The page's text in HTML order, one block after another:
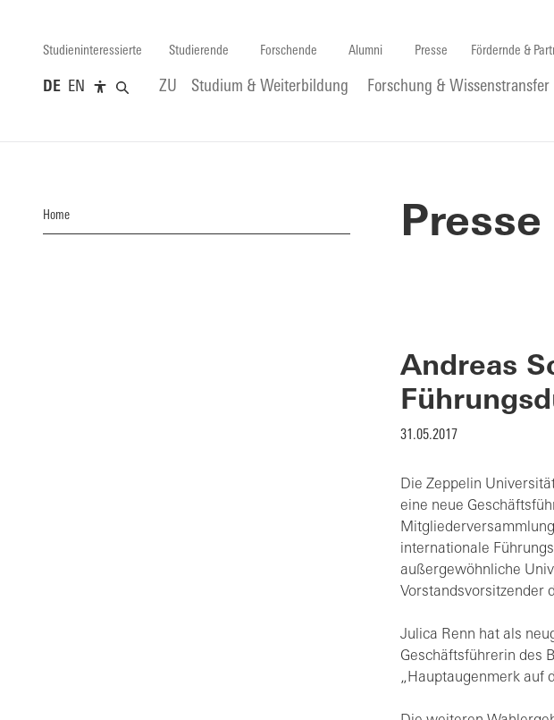
Studieninteressierte Studierende Forschende Alumni Presse Fördernde &
DE EN ZU Studium & Weiterbildung Forschung & Wissenstransfer
Home Presse
Andreas
31.05.2017
Die Zeppelin
eine neue
internationale
außergewöhnliche
Vorstandsvorsitzender
Julica Renn hat als
Geschäftsführerin des
„Hauptaugenmerk auf